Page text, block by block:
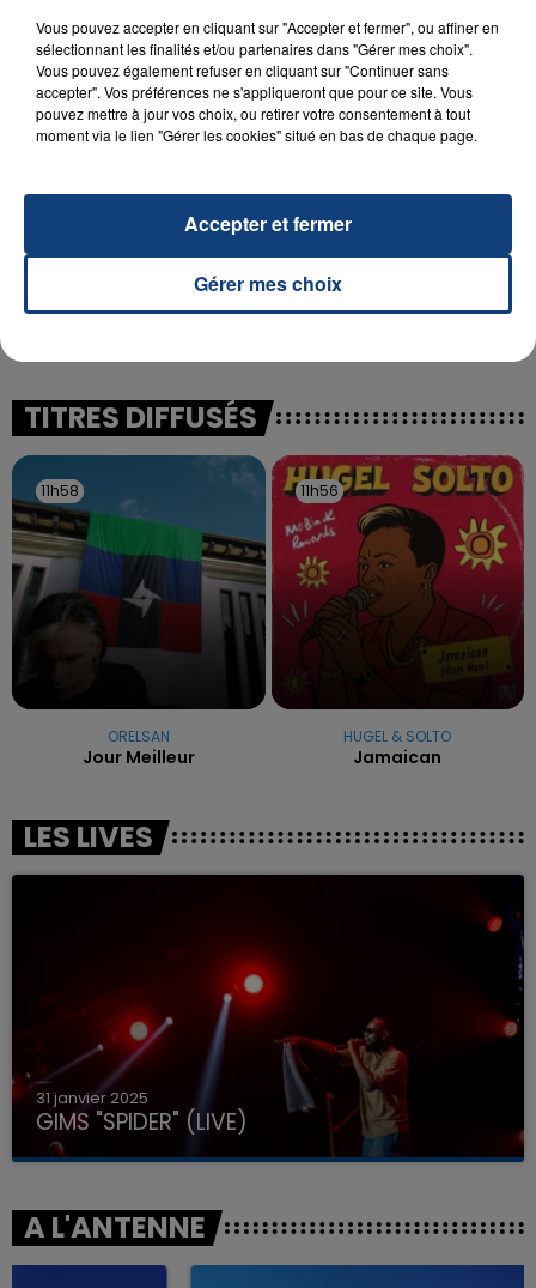
Un homme s'est immolé par le feu après avoir
aspergé sa compagne et leur bébé de trois mois
d'un liquide inflammable.
20 juillet 2026
UNE ADOLESCENTE DEVANT SE FAIRE
OPÉRER DE LA CHEVILLE RESSORT DE LA...
reconnu sa responsabilité et présenté ses
excuses.
TITRES DIFFUSÉS
11h58
11h58
ORELSAN
Jour Meilleur
11h56
11h56
HUGEL & SOLTO
Jamaican
LES LIVES
31 janvier 2025
GIMS "SPIDER" (LIVE)
A L'ANTENNE
Vous pouvez accepter en cliquant sur "Accepter et fermer", ou affiner en
sélectionnant les finalités et/ou partenaires dans "Gérer mes choix".
Vous pouvez également refuser en cliquant sur "Continuer sans
accepter". Vos préférences ne s'appliqueront que pour ce site. Vous
pouvez mettre à jour vos choix, ou retirer votre consentement à tout
moment via le lien "Gérer les cookies" situé en bas de chaque page.
Gérer mes choix
Accepter et fermer